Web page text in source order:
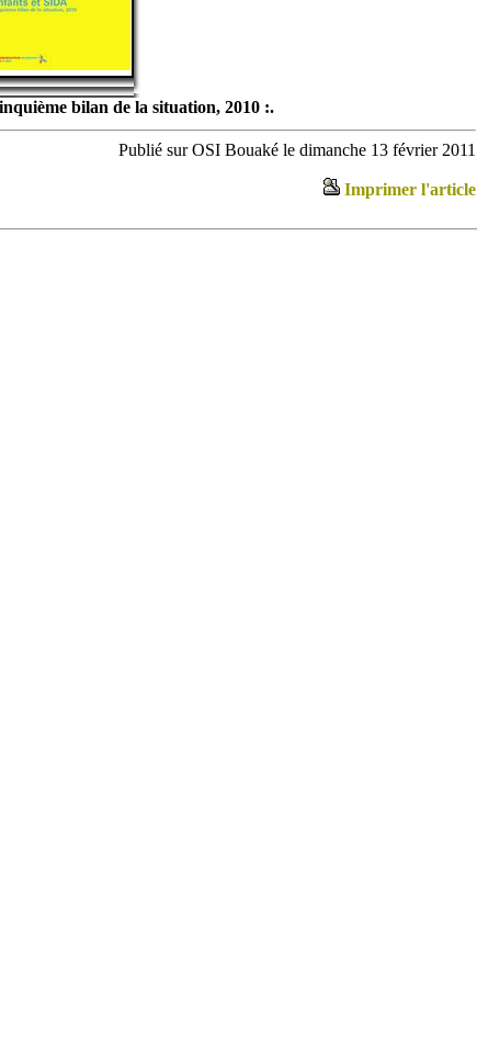
bilan de la situation, 2010 :.
Publié sur OSI Bouaké le dimanche 13 février 2011
Imprimer l'article